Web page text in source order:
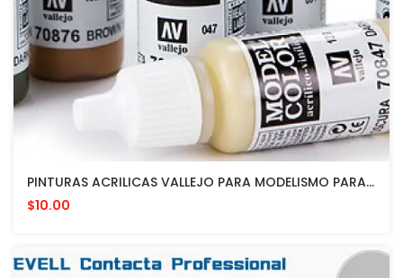
PINTURAS ACRILICAS VALLEJO PARA MODELISMO PARA APLICAR CON PINCEL O AEROGRAFO
$10.00